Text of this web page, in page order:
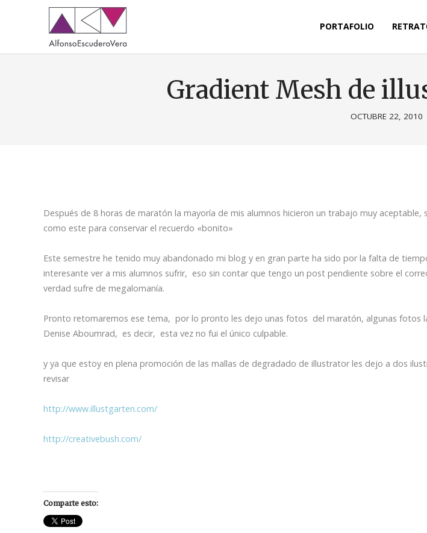
PORTAFOLIO
Gradient Mesh de
OCTUBRE 22, 2010
Después de 8 horas de maratón la mayoría de mis alumnos hicieron un trabajo muy aceptable,
como este para conservar el recuerdo «bonito»
Este semestre he tenido muy abandonado mi blog y en gran parte ha sido por la falta de
interesante ver a mis alumnos sufrir, eso sin contar que tengo un post pendiente sobre el
verdad sufre de megalomanía.
Pronto retomaremos ese tema, por lo pronto les dejo unas fotos del maratón, algunas fotos
Denise Aboumrad, es decir, esta vez no fui el único culpable.
y ya que estoy en plena promoción de las mallas de degradado de illustrator les dejo a dos
revisar
http://www.illustgarten.com/
http://creativebush.com/
Comparte esto: